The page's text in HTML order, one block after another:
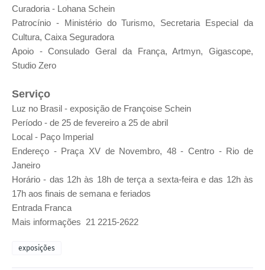
Curadoria - Lohana Schein
Patrocínio - Ministério do Turismo, Secretaria Especial da
Cultura, Caixa Seguradora
Apoio - Consulado Geral da França, Artmyn, Gigascope,
Studio Zero
Serviço
Luz no Brasil - exposição de Françoise Schein
Período - de 25 de fevereiro a 25 de abril
Local - Paço Imperial
Endereço - Praça XV de Novembro, 48 - Centro - Rio de
Janeiro
Horário - das 12h às 18h de terça a sexta-feira e das 12h às
17h aos finais de semana e feriados
Entrada Franca
Mais informações 21 2215-2622
exposições